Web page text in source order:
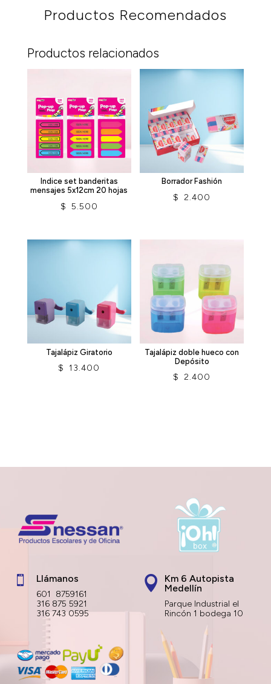
cantidad
Productos Recomendados
Productos relacionados
Indice set banderitas
mensajes 5x12cm 20 hojas
$ 5.500
Borrador Fashión
$ 2.400
Tajalápiz Giratorio
$ 13.400
Tajalápiz doble hueco con
Depósito
$ 2.400
 Llámanos
601 8759161
316 875 5921
316 743 0595

Km 6 Autopista
Medellín
Parque Industrial el
Rincón 1 bodega 10